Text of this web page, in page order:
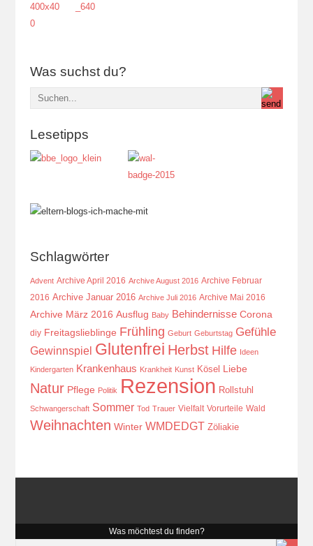
Was suchst du?
Lesetipps
Schlagwörter
Advent Archive April 2016 Archive August 2016 Archive Februar
2016 Archive Januar 2016 Archive Juli 2016 Archive Mai 2016
Archive März 2016 Ausflug Baby Behindernisse Corona
diy Freitagslieblinge Frühling Geburt Geburtstag Gefühle
Gewinnspiel Glutenfrei Herbst Hilfe Ideen
Kindergarten Krankenhaus Krankheit Kunst Kösel Liebe
Natur Pflege Politik Rezension Rollstuhl
Schwangerschaft Sommer Tod Trauer Vielfalt Vorurteile Wald
Weihnachten Winter WMDEDGT Zöliakie
Was möchtest du finden?